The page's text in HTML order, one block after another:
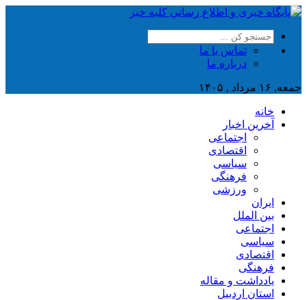
تماس با ما
درباره ما
جمعه, ۱۶ مرداد , ۱۴۰۵
خانه
آخرین اخبار
اجتماعی
اقتصادی
سیاسی
فرهنگی
ورزشی
ایران
بین الملل
اجتماعی
سیاسی
اقتصادی
فرهنگی
یادداشت و مقاله
استان اردبیل